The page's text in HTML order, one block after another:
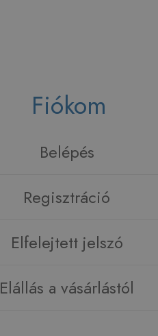
Fiókom
Belépés
Regisztráció
Elfelejtett jelszó
Elállás a vásárlástól